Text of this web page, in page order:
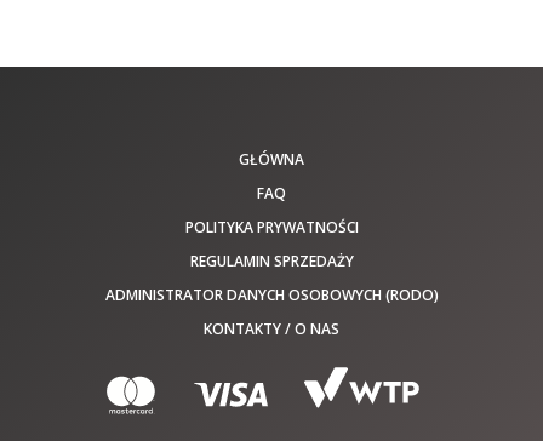
GŁÓWNA
FAQ
POLITYKA PRYWATNOŚCI
REGULAMIN SPRZEDAŻY
ADMINISTRATOR DANYCH OSOBOWYCH (RODO)
KONTAKTY / O NAS